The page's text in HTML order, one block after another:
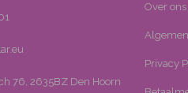
76, 2635BZ Den Hoorn
Over ons
Privacy